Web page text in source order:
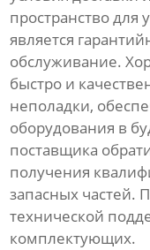
пространство
является
обслуживание.
быстро и
неполадки,
оборудования в
поставщика
получения
запасных частей.
технической
комплектующих.